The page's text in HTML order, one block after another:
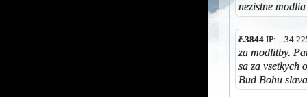
nezistne
č.3844 IP:
za modlitby.
sa za vsetkych
Bud Bohu